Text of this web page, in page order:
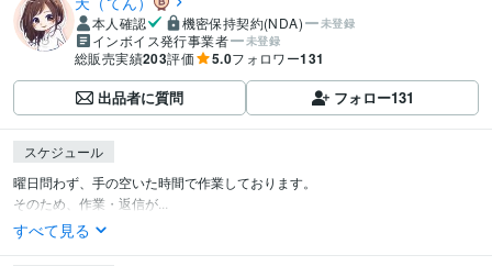
本人確認 機密保持契約(NDA) 未登録
インボイス発行事業者 未登録
総販売実績203評価 5.0フォロワー131
出品者に質問 フォロー131
スケジュール
曜日問わず、手の空いた時間で作業しております。
そのため、作業・返信が...
すべて見る